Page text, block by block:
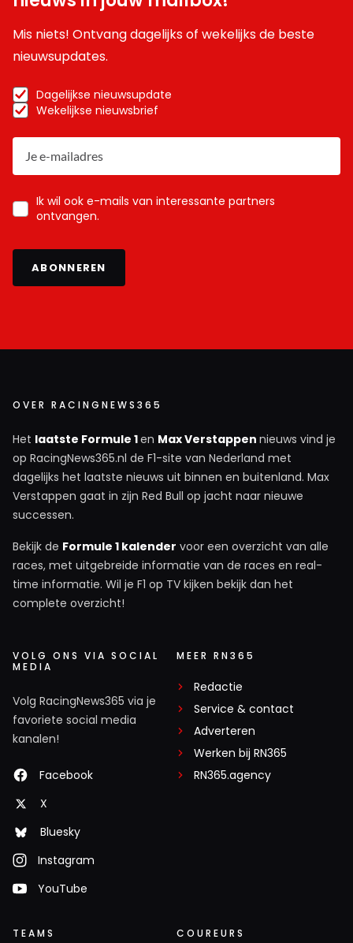
Mis niets! Ontvang dagelijks of wekelijks de beste
nieuwsupdates.
Dagelijkse nieuwsupdate
Wekelijkse nieuwsbrief
Ik wil ook e-mails van interessante partners
ontvangen.
ABONNEREN
OVER RACINGNEWS365
Het laatste Formule 1en Max Verstappen nieuws vind je
op RacingNews365.nl de F1-site van Nederland met
dagelijks het laatste nieuws uit binnen en buitenland. Max
Verstappen gaat in zijn Red Bull op jacht naar nieuwe
successen.
Bekijk de Formule 1 kalender voor een overzicht van alle
races, met uitgebreide informatie van de races en real-
time informatie. Wil je F1 op TV kijken bekijk dan het
complete overzicht!
VOLG ONS VIA SOCIAL
MEDIA
Volg RacingNews365 via je
favoriete social media
kanalen!
Facebook
X
Bluesky
Instagram
YouTube
MEER RN365
Redactie
Service & contact
Adverteren
Werken bij RN365
RN365.agency
TEAMS COUREURS